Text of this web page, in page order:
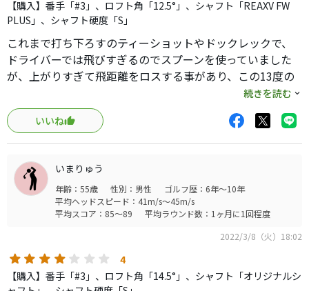
【購入】番手「#3」、ロフト角「12.5°」、シャフト「REAXV FW
PLUS」、シャフト硬度「S」
これまで打ち下ろすのティーショットやドックレックで、
ドライバーでは飛びすぎるのでスプーンを使っていました
が、上がりすぎて飛距離をロスする事があり、この13度の
T/Sを購入しました。これが正解で2ndドライバーとして十
分使えます。またフェアウェイから使ってみるとスプーンよ
り20ヤード以上飛びました。いつもはSRシャフトですが、
Sシャフトの為か上がりすぎないのも飛距離UPとなった様
なです。マイキャディの口コミにある様に初代Vスチールは
総合的に優れていると感じます。これからはT/S、5W、7W
のセッティングで決定です。
年月を経ても良い物は変わらない逸品です。
続きを読む
いいね
いまりゅう
年齢：55歳 性別：男性
ゴルフ歴：6年～10年
平均ヘッドスピード：41m/s～45m/s
平均スコア：85～89
平均ラウンド数：1ヶ月に1回程度
2022/3/8（火）18:02
4
【購入】番手「#3」、ロフト角「14.5°」、シャフト「オリジナルシ